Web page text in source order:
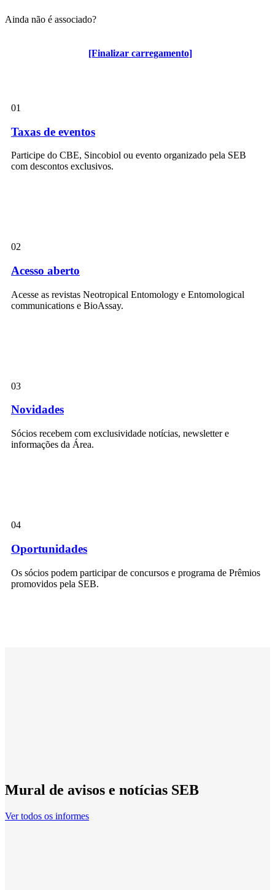
[Finalizar carregamento]
Ainda não é associado?
Algumas vantagens para associados
01
Taxas de eventos
Participe do CBE, Sincobiol ou evento organizado pela SEB
com descontos exclusivos.
02
Acesso aberto
Acesse as revistas Neotropical Entomology e Entomological
communications e BioAssay.
03
Novidades
Sócios recebem com exclusividade notícias, newsletter e
informações da Área.
04
Oportunidades
Os sócios podem participar de concursos e programa de Prêmios
promovidos pela SEB.
Mural de avisos e notícias SEB
Ver todos os informes